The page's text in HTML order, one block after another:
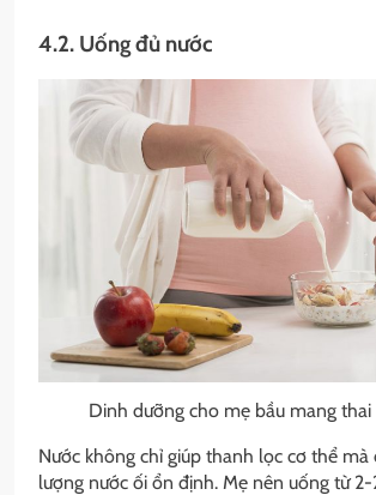
4.2. Uống đủ nước
Dinh dưỡng cho mẹ bầu mang thai
Nước không chỉ giúp thanh lọc cơ thể mà
lượng nước ối ổn định. Mẹ nên uống từ